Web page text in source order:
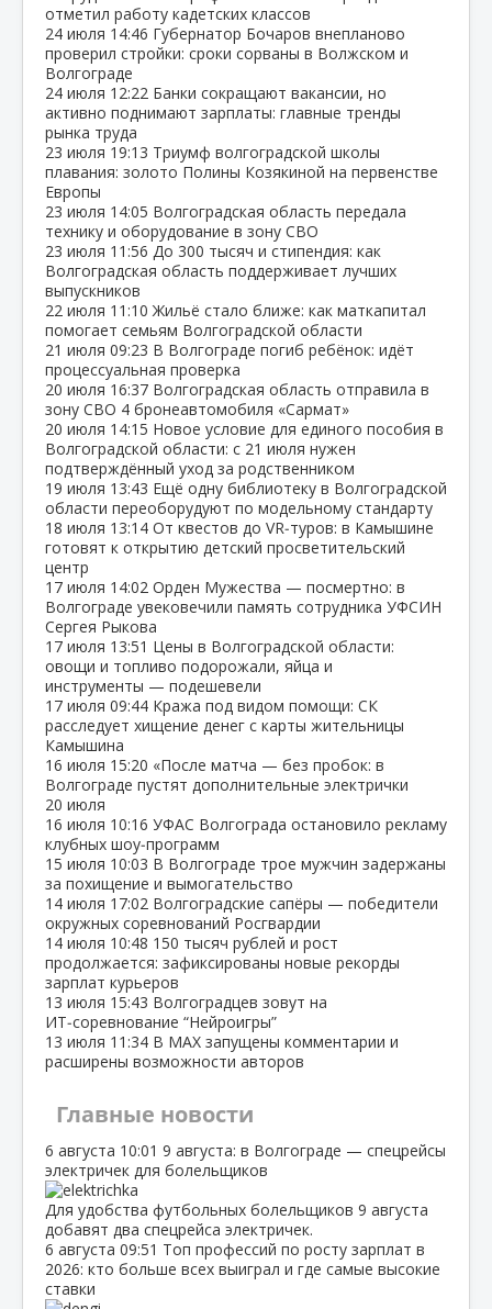
отметил работу кадетских классов
24 июля 14:46 Губернатор Бочаров внепланово
проверил стройки: сроки сорваны в Волжском и
Волгограде
24 июля 12:22 Банки сокращают вакансии, но
активно поднимают зарплаты: главные тренды
рынка труда
23 июля 19:13 Триумф волгоградской школы
плавания: золото Полины Козякиной на первенстве
Европы
23 июля 14:05 Волгоградская область передала
технику и оборудование в зону СВО
23 июля 11:56 До 300 тысяч и стипендия: как
Волгоградская область поддерживает лучших
выпускников
22 июля 11:10 Жильё стало ближе: как маткапитал
помогает семьям Волгоградской области
21 июля 09:23 В Волгограде погиб ребёнок: идёт
процессуальная проверка
20 июля 16:37 Волгоградская область отправила в
зону СВО 4 бронеавтомобиля «Сармат»
20 июля 14:15 Новое условие для единого пособия в
Волгоградской области: с 21 июля нужен
подтверждённый уход за родственником
19 июля 13:43 Ещё одну библиотеку в Волгоградской
области переоборудуют по модельному стандарту
18 июля 13:14 От квестов до VR‑туров: в Камышине
готовят к открытию детский просветительский
центр
17 июля 14:02 Орден Мужества — посмертно: в
Волгограде увековечили память сотрудника УФСИН
Сергея Рыкова
17 июля 13:51 Цены в Волгоградской области:
овощи и топливо подорожали, яйца и
инструменты — подешевели
17 июля 09:44 Кража под видом помощи: СК
расследует хищение денег с карты жительницы
Камышина
16 июля 15:20 «После матча — без пробок: в
Волгограде пустят дополнительные электрички
20 июля
16 июля 10:16 УФАС Волгограда остановило рекламу
клубных шоу‑программ
15 июля 10:03 В Волгограде трое мужчин задержаны
за похищение и вымогательство
14 июля 17:02 Волгоградские сапёры — победители
окружных соревнований Росгвардии
14 июля 10:48 150 тысяч рублей и рост
продолжается: зафиксированы новые рекорды
зарплат курьеров
13 июля 15:43 Волгоградцев зовут на
ИТ‑соревнование “Нейроигры”
13 июля 11:34 В МАХ запущены комментарии и
расширены возможности авторов
Главные новости
6 августа 10:01 9 августа: в Волгограде — спецрейсы
электричек для болельщиков
Для удобства футбольных болельщиков 9 августа
добавят два спецрейса электричек.
6 августа 09:51 Топ профессий по росту зарплат в
2026: кто больше всех выиграл и где самые высокие
ставки